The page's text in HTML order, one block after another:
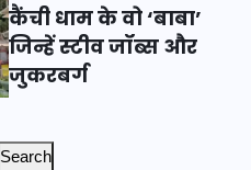
कैंची धाम के वो ‘बाबा’
जिन्हें स्टीव जॉब्स और
जुकरबर्ग
Search